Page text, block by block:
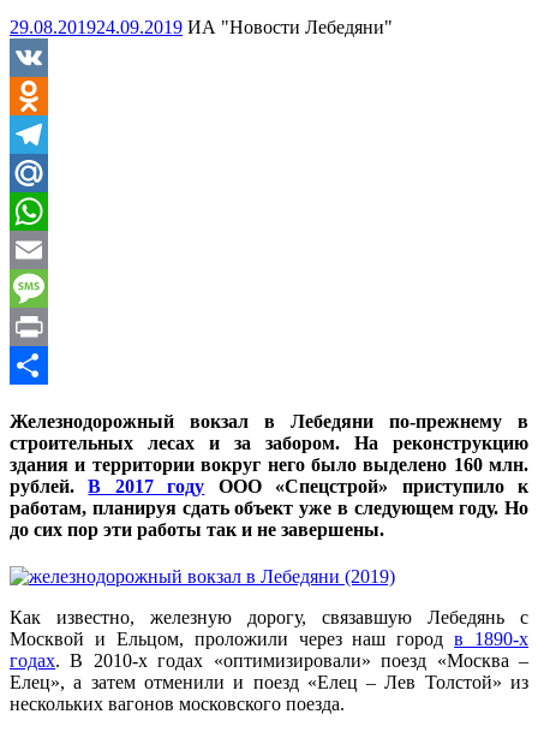
29.08.201924.09.2019 ИА "Новости Лебедяни"
VK
Odnoklassniki
Telegram
Mail.Ru
WhatsApp
Email
Message
Print
Железнодорожный вокзал в Лебедяни по-прежнему в
строительных лесах и за забором. На реконструкцию
здания и территории вокруг него было выделено 160 млн.
рублей.В 2017 году ООО «Спецстрой» приступило к
работам, планируя сдать объект уже в следующем году. Но
до сих пор эти работы так и не завершены.
Как известно, железную дорогу, связавшую Лебедянь с
Москвой и Ельцом, проложили через наш городв 1890-х
годах. В 2010-х годах «оптимизировали» поезд «Москва –
Елец», а затем отменили и поезд «Елец – Лев Толстой» из
нескольких вагонов московского поезда.